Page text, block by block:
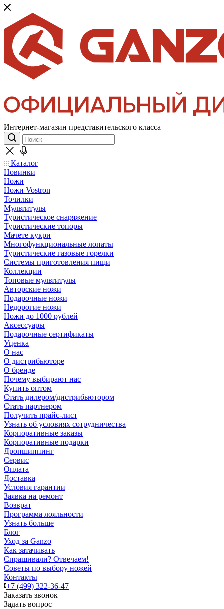
Интернет-магазин представительского класса
Каталог
Новинки
Ножи
Ножи Vostron
Точилки
Мультитулы
Туристическое снаряжение
Туристические топоры
Мачете кукри
Многофункциональные лопаты
Туристические газовые горелки
Системы приготовления пищи
Коллекции
Топовые мультитулы
Авторские ножи
Подарочные ножи
Недорогие ножи
Ножи до 1000 рублей
Аксессуары
Подарочные сертификаты
Уценка
О нас
О дистрибьюторе
О бренде
Почему выбирают нас
Купить оптом
Стать дилером/дистрибьютором
Стать партнером
Получить прайс-лист
Узнать об условиях сотрудничества
Корпоративные заказы
Корпоративные подарки
Дропшиппинг
Сервис
Оплата
Доставка
Условия гарантии
Заявка на ремонт
Возврат
Программа лояльности
Узнать больше
Блог
Уход за Ganzo
Как затачивать
Спрашивали? Отвечаем!
Советы по выбору ножей
Контакты
+7 (499) 322-36-47
Заказать звонок
Задать вопрос